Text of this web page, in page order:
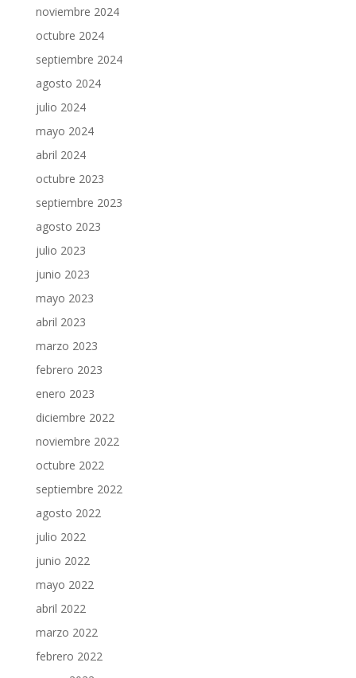
noviembre 2024
octubre 2024
septiembre 2024
agosto 2024
julio 2024
mayo 2024
abril 2024
octubre 2023
septiembre 2023
agosto 2023
julio 2023
junio 2023
mayo 2023
abril 2023
marzo 2023
febrero 2023
enero 2023
diciembre 2022
noviembre 2022
octubre 2022
septiembre 2022
agosto 2022
julio 2022
junio 2022
mayo 2022
abril 2022
marzo 2022
febrero 2022